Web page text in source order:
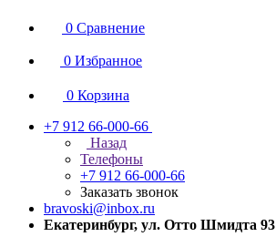
0 Сравнение
0 Избранное
0 Корзина
+7 912 66-000-66
Назад
Телефоны
+7 912 66-000-66
Заказать звонок
bravoski@inbox.ru
Екатеринбург, ул. Отто Шмидта 93